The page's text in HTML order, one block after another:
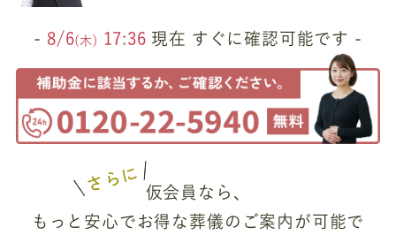
- 8/6(木) 17:36 現在 すぐに確認可能です -
さらに 仮会員なら、
もっと安心でお得な葬儀のご案内が可能で